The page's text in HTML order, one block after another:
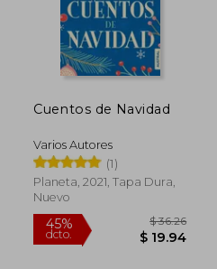
Cuentos de Navidad
Varios Autores
(1)
Planeta, 2021, Tapa Dura,
Nuevo